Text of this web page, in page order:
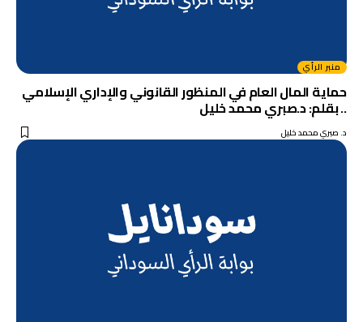
منبر الرأي
حماية المال العام في المنظور القانوني والإداري الإسلامي
.. بقلم: د.صبري محمد خليل
د. صبري محمد خليل